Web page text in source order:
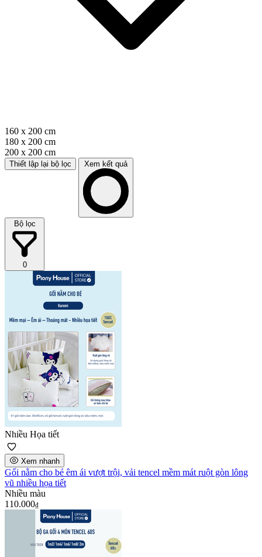
160 x 200 cm
180 x 200 cm
200 x 200 cm
Thiết lập lại bộ lọc Xem kết quả
0
Nhiều Họa tiết
Xem nhanh
Gối nằm cho bé êm ái vượt trội, vải tencel mềm mát ruột gòn lông
vũ nhiều họa tiết
Nhiều màu
110.000₫